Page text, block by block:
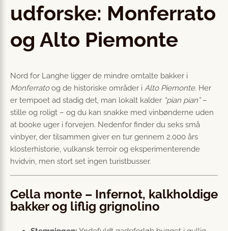
udforske: Monferrato
og Alto Piemonte
Nord for Langhe ligger de mindre omtalte bakker i
Monferratoog de historiske områder i Alto Piemonte. Her
er tempoet ad stadig det, man lokalt kalder “pian pian”–
stille og roligt – og du kan snakke med vinbønderne uden
at booke uger i forvejen. Nedenfor finder du seks små
vinbyer, der tilsammen giver en tur gennem 2.000 års
klosterhistorie, vulkansk terroir og eksperimenterende
hvidvin, men stort set ingen turistbusser.
Cella monte – Infernot, kalkholdige
bakker og liflig grignolino